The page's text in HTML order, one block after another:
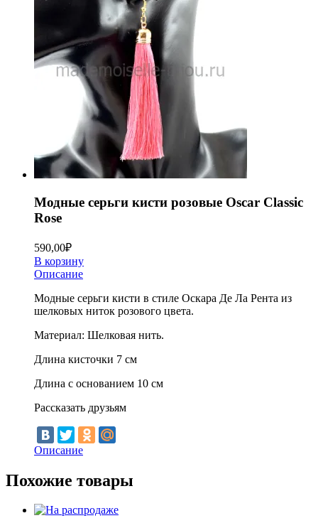
Модные серьги кисти розовые Oscar Classic
Rose
590,00₽
В корзину
Описание
Модные серьги кисти в стиле Оскара Де Ла Рента из
шелковых ниток розового цвета.
Материал: Шелковая нить.
Длина кисточки 7 см
Длина с основанием 10 см
Рассказать друзьям
Описание
Похожие товары